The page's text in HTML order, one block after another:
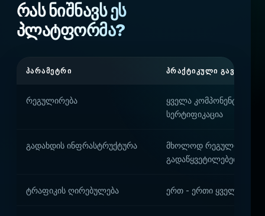
რას ნიშნავს ეს
პლატფორმა?
ᲞᲐᲠᲐᲛᲔᲢᲠᲘ ᲞᲠᲐᲥᲢᲘᲙᲣᲚᲘ ᲒᲐᲕᲚᲔᲜᲐ
რეგულირება
ყველა კომპონენტის
სერტიფიკაცია
გადახდის ინფრასტრუქტურა
მხოლოდ
გადაწყვეტილებები
ტრაფიკის ღირებულება ერთ - ერთი ყველაზე